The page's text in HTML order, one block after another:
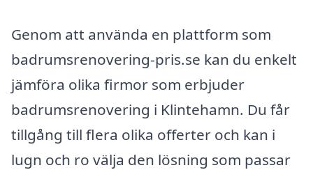
Genom att använda en plattform som
badrumsrenovering-pris.se kan du enkelt
jämföra olika firmor som erbjuder
badrumsrenovering i Klintehamn. Du får
tillgång till flera olika offerter och kan i
lugn och ro välja den lösning som passar